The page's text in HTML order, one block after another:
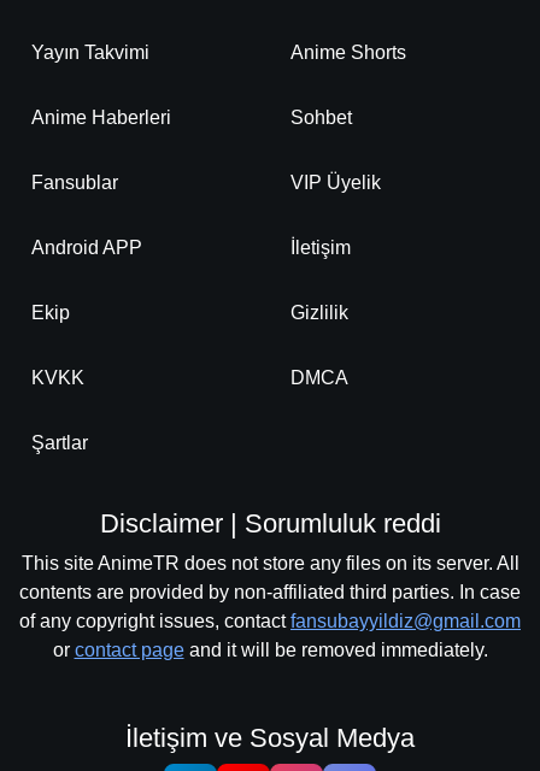
Yayın Takvimi Anime Shorts
Anime Haberleri Sohbet
Fansublar VIP Üyelik
Android APP İletişim
Ekip Gizlilik
KVKK DMCA
Şartlar
Disclaimer | Sorumluluk reddi
This site AnimeTR does not store any files on its server. All
contents are provided by non-affiliated third parties. In case
of any copyright issues, contactfansubayyildiz@gmail.com
or contact pageand it will be removed immediately.
İletişim ve Sosyal Medya